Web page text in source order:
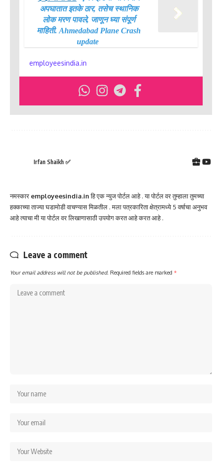
अपघातात इतके ठार, तसेच स्थानिक
लोक मरण पावले, जाणून घ्या संपूर्ण
माहिती. Ahmedabad Plane Crash
update
employeesindia.in
Irfan Shaikh ✅
नमस्कार employeesindia.inहि एक न्युज पोर्टल आहे . या पोर्टल वर तुम्हाला तुमच्या
हक्काच्या ताज्या घडामोडी वाचण्यास मिळतील . मला पत्रकारिता क्षेत्रामध्ये 5 वर्षाचा अनुभव
आहे त्याचा मी या पोर्टल वर लिखाणासाठी उपयोग करत आहे करत आहे .
Leave a comment
Your email address will not be published. Required fields are marked *